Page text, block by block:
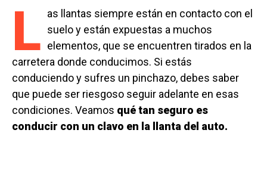
L as llantas siempre están en contacto con el
suelo y están expuestas a muchos
elementos, que se encuentren tirados en la
carretera donde conducimos. Si estás
conduciendo y sufres un pinchazo, debes saber
que puede ser riesgoso seguir adelante en esas
condiciones. Veamos qué tan seguro es
conducir con un clavo en la llanta del auto.